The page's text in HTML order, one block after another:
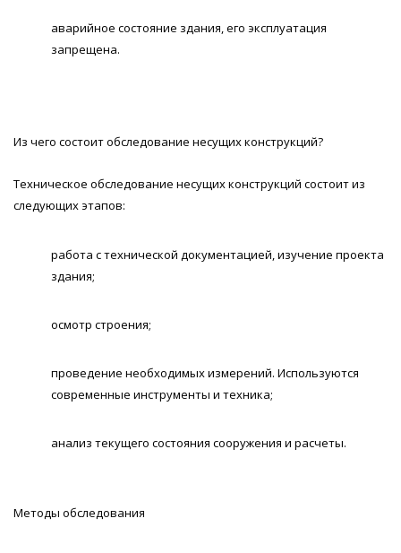
аварийное состояние здания, его эксплуатация
запрещена.
Из чего состоит обследование несущих конструкций?
Техническое обследование несущих конструкций состоит из
следующих этапов:
работа с технической документацией, изучение проекта
здания;
осмотр строения;
проведение необходимых измерений. Используются
современные инструменты и техника;
анализ текущего состояния сооружения и расчеты.
Методы обследования